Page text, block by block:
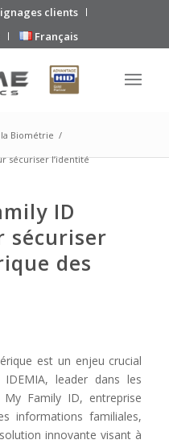
clients
Français
Biométrie /
sécuriser l’identité
ID
sécuriser
des
est un enjeu crucial
leader dans les
Family ID, entreprise
informations familiales,
innovante visant à